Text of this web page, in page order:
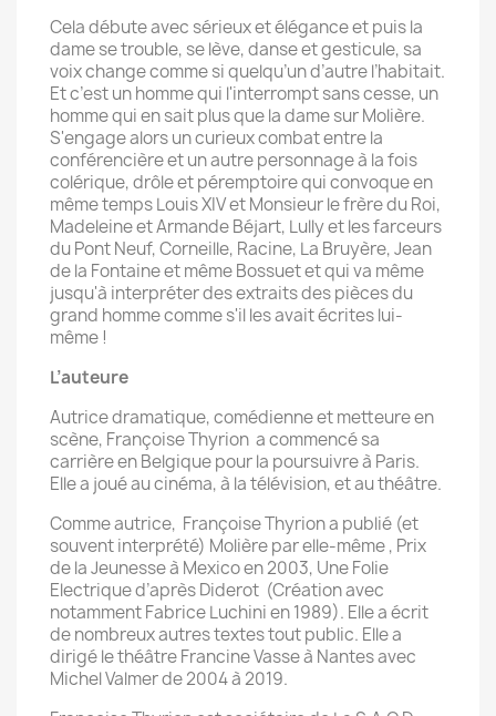
Cela débute avec sérieux et élégance et puis la
dame se trouble, se lève, danse et gesticule, sa
voix change comme si quelqu’un d’autre l’habitait.
Et c’est un homme qui l'interrompt sans cesse, un
homme qui en sait plus que la dame sur Molière.
S'engage alors un curieux combat entre la
conférencière et un autre personnage à la fois
colérique, drôle et péremptoire qui convoque en
même temps Louis XIV et Monsieur le frère du Roi,
Madeleine et Armande Béjart, Lully et les farceurs
du Pont Neuf, Corneille, Racine, La Bruyère, Jean
de la Fontaine et même Bossuet et qui va même
jusqu'à interpréter des extraits des pièces du
grand homme comme s'il les avait écrites lui-
même !
L’auteure
Autrice dramatique, comédienne et metteure en
scène, Françoise Thyrion a commencé sa
carrière en Belgique pour la poursuivre à Paris.
Elle a joué au cinéma, à la télévision, et au théâtre.
Comme autrice, Françoise Thyrion a publié (et
souvent interprété) Molière par elle-même , Prix
de la Jeunesse à Mexico en 2003, Une Folie
Electrique d’après Diderot (Création avec
notamment Fabrice Luchini en 1989). Elle a écrit
de nombreux autres textes tout public. Elle a
dirigé le théâtre Francine Vasse à Nantes avec
Michel Valmer de 2004 à 2019.